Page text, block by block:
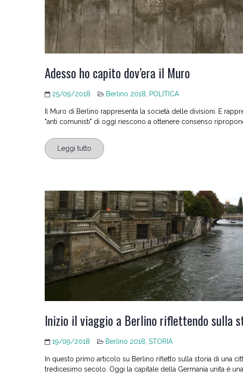
Adesso ho capito dov’era il Muro
25/09/2018 Berlino 2018 POLITICA
Il Muro di Berlino rappresenta la società delle divisioni. E
"anti comunisti" di oggi riescono a ottenere consenso
Leggi tutto
Inizio il viaggio a Berlino riflettendo sulla
19/09/2018 Berlino 2018 STORIA
In questo primo articolo su Berlino rifletto sulla storia di una
tredicesimo secolo. Oggi la capitale della Germania unita è